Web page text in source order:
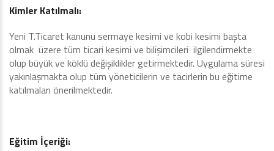
Kimler Katılmalı:
Yeni T.Ticaret kanunu sermaye kesimi ve kobi kesimi başta
olmak üzere tüm ticari kesimi ve bilişimcileri ilgilendirmekte
olup büyük ve köklü değişiklikler getirmektedir. Uygulama süresi
yakınlaşmakta olup tüm yöneticilerin ve tacirlerin bu eğitime
katılmaları önerilmektedir.
Eğitim İçeriği: